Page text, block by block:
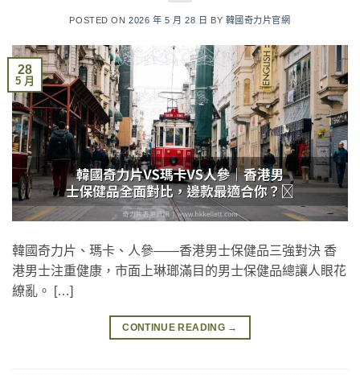
POSTED ON2026 年 5 月 28 日 BY 韓國奇力片官網
28
5 月
韓國奇力片、瑪卡、人參——香港男士保健品三強對決 香
港男士注重健康，市面上琳瑯滿目的男士保健品總讓人眼花
繚亂。 […]
CONTINUE READING →